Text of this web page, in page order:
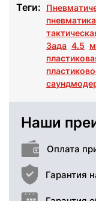
Теги:
пневматика
Зада 4.5
Наши
Оплата
Гарантия